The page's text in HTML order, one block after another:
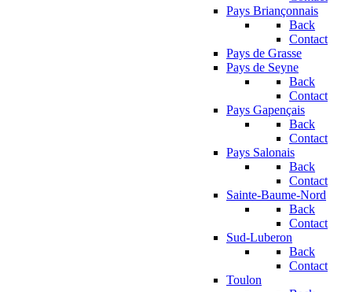
Pays Briançonnais
Back
Contact
Pays de Grasse
Pays de Seyne
Back
Contact
Pays Gapençais
Back
Contact
Pays Salonais
Back
Contact
Sainte-Baume-Nord
Back
Contact
Sud-Luberon
Back
Contact
Toulon